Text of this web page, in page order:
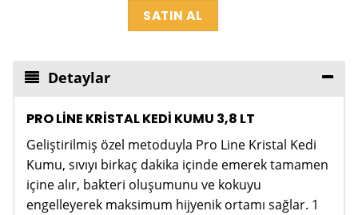
SATIN AL
Detaylar
PRO LİNE KRİSTAL KEDİ KUMU 3,8 LT
Geliştirilmiş özel metoduyla Pro Line Kristal Kedi
Kumu, sıvıyı birkaç dakika içinde emerek tamamen
içine alır, bakteri oluşumunu ve kokuyu
engelleyerek maksimum hijyenik ortamı sağlar. 1